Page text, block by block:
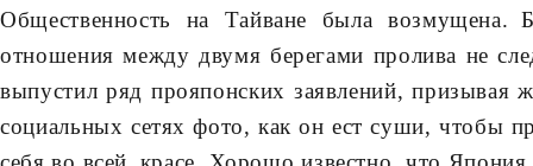
Общественность на Тайване была
отношения между двумя берегами пролива не
выпустил ряд прояпонских заявлений, призывая
социальных сетях фото, как он ест суши, чтобы